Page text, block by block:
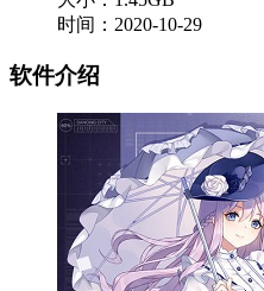
时间：2020-10-29
软件介绍